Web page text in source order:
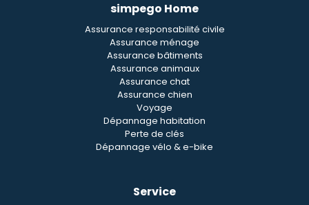
simpego Home
Assurance responsabilité civile
Assurance ménage
Assurance bâtiments
Assurance animaux
Assurance chat
Assurance chien
Voyage
Dépannage habitation
Perte de clés
Dépannage vélo & e-bike
Service